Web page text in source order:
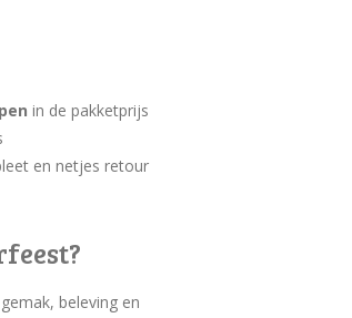
in de pakketprijs
en netjes retour
beleving en